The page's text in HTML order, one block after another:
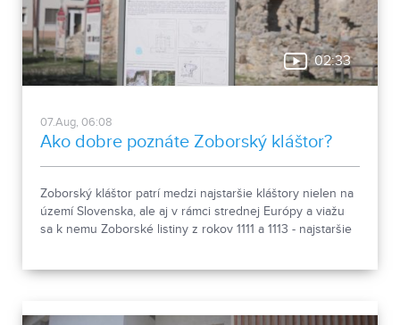
02:33
07.Aug, 06:08
Ako dobre poznáte Zoborský kláštor?
Zoborský kláštor patrí medzi najstaršie kláštory nielen na
území Slovenska, ale aj v rámci strednej Európy a viažu
sa k nemu Zoborské listiny z rokov 1111 a 1113 - najstaršie